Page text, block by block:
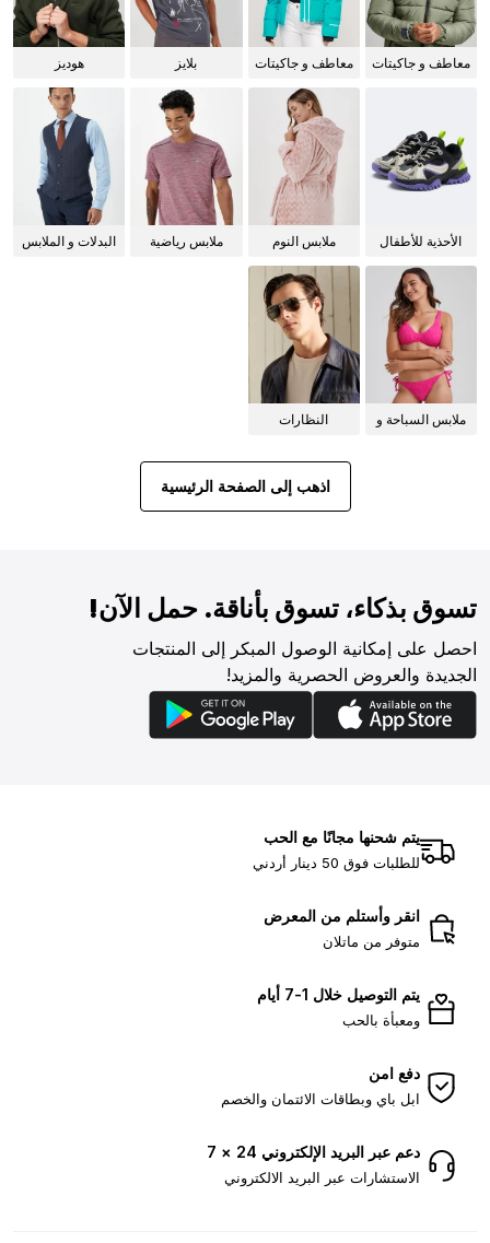
معاطف و جاكيتات
معاطف و جاكيتات
بلايز هوديز
الأحذية للأطفال
ملابس النوم
ملابس رياضية
البدلات و الملابس
ملابس السباحة و
النظارات
اذهب إلى الصفحة الرئيسية
تسوق بذكاء، تسوق بأناقة. حمل الآن!
احصل على إمكانية الوصول المبكر إلى المنتجات
الجديدة والعروض الحصرية والمزيد!
يتم شحنها مجانًا مع الحب
للطلبات فوق 50 دينار أردني
انقر وأستلم من المعرض
متوفر من ماتلان
يتم التوصيل خلال 1-7 أيام
ومعبأة بالحب
دفع امن
ابل باي وبطاقات الائتمان والخصم
دعم عبر البريد الإلكتروني 24 × 7
الاستشارات عبر البريد الالكتروني